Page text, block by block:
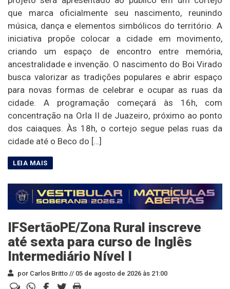
que marca oficialmente seu nascimento, reunindo
música, dança e elementos simbólicos do território. A
iniciativa propõe colocar a cidade em movimento,
criando um espaço de encontro entre memória,
ancestralidade e invenção. O nascimento do Boi Virado
busca valorizar as tradições populares e abrir espaço
para novas formas de celebrar e ocupar as ruas da
cidade. A programação começará às 16h, com
concentração na Orla II de Juazeiro, próximo ao ponto
dos caiaques. Às 18h, o cortejo segue pelas ruas da
cidade até o Beco do […]
IFSertãoPE/Zona Rural inscreve
até sexta para curso de Inglês
Intermediário Nível I
por Carlos Britto // 05 de agosto de 2026 às 21:00